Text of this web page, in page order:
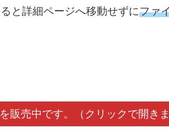
と詳細ページへ移動せずにファ
販売中です。（クリックで開きま